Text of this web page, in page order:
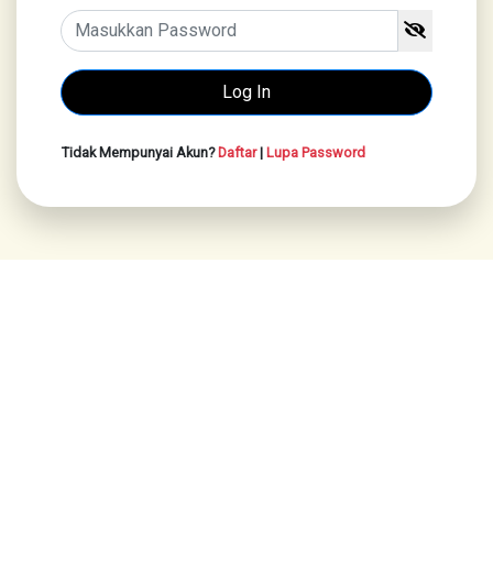
Tidak Mempunyai Akun?Daftar| Lupa Password